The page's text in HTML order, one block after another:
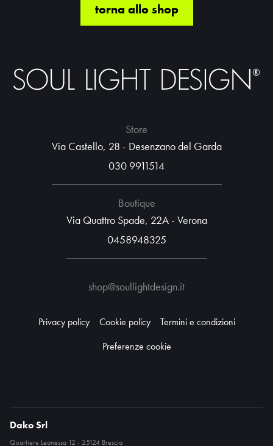
torna allo shop
Store
Via Castello, 28 - Desenzano del Garda
030 9911514
Boutique
Via Quattro Spade, 22A - Verona
0458948325
shop@soullightdesign.it
Privacy policy Cookie policy
Termini e condizioni
Preferenze cookie
Dako Srl
Quartiere Leonessa 12 - 25124 Brescia